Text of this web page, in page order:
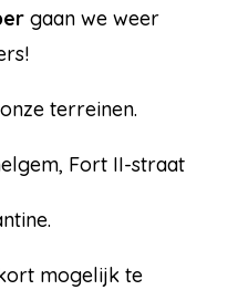
gaan we weer
terreinen.
Fort II-straat
mogelijk te